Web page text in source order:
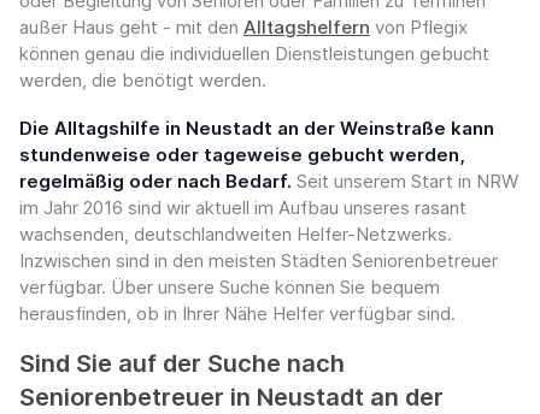
außer Haus geht - mit den Alltagshelfern von Pflegix
können genau die individuellen Dienstleistungen gebucht
werden, die benötigt werden.
Die Alltagshilfe in Neustadt an der Weinstraße kann
stundenweise oder tageweise gebucht werden,
regelmäßig oder nach Bedarf. Seit unserem Start in NRW
im Jahr 2016 sind wir aktuell im Aufbau unseres rasant
wachsenden, deutschlandweiten Helfer-Netzwerks.
Inzwischen sind in den meisten Städten Seniorenbetreuer
verfügbar. Über unsere Suche können Sie bequem
herausfinden, ob in Ihrer Nähe Helfer verfügbar sind.
Sind Sie auf der Suche nach
Seniorenbetreuer in Neustadt an der